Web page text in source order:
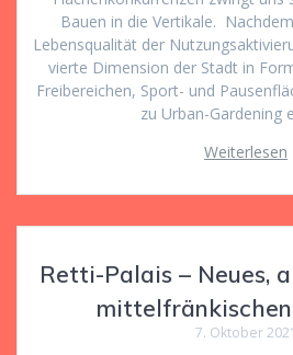
Bauen in die Vertikale.
Lebensqualität der
vierte Dimension der Stadt in
Freibereichen, Sport- und
zu Urban-Gardening
Weiterlesen
Retti-Palais – Neues,
7. Oktober 2021